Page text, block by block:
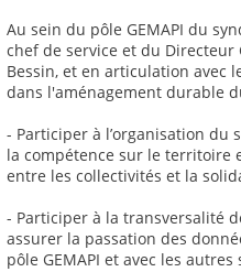
Au sein du pôle GEMAPI du
chef de service et du Directeur
Bessin, et en articulation avec
dans l'aménagement durable
- Participer à l’organisation du
la compétence sur le
entre les collectivités et la
- Participer à la transversalité
assurer la passation des
pôle GEMAPI et avec les autres